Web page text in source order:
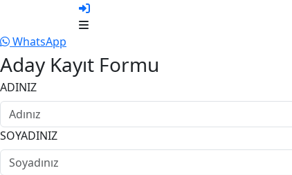
WhatsApp
Aday Kayıt Formu
ADINIZ
SOYADINIZ